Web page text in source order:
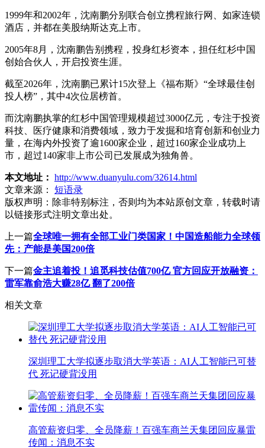
1999年和2002年，沈南鹏分别联合创立携程旅行网、如家连锁
酒店，并都在美股纳斯达克上市。
2005年8月，沈南鹏告别携程，投身红杉资本，担任红杉中国
创始合伙人，开启投资生涯。
截至2026年，沈南鹏已累计15次登上《福布斯》“全球最佳创
投人榜”，其中4次位居榜首。
而沈南鹏执掌的红杉中国管理规模超过3000亿元，专注于投资
科技、医疗健康和消费领域，致力于发掘和培育创新和创业力
量，在海内外投资了逾1600家企业，超过160家企业成功上
市，超过140家非上市公司已发展成为独角兽。
本文地址： http://www.duanyulu.com/32614.html
文章来源：
短语录
版权声明： 除非特别标注，否则均为本站原创文章，转载时请
以链接形式注明文章出处。
上一篇全球唯一拥有全部工业门类国家！中国造船能力全球领
先：产能是美国200倍
下一篇金主追着投！追觅科技估值700亿 官方回应开放融资：
雷军靠俞浩大赚28亿 翻了200倍
相关文章
深圳理工大学拟逐步取消大学英语：AI人工智能已可替
代 死记硬背没用
高管薪资归零、全员降薪！百强车商兰天集团回应暴雷
传闻：消息不实